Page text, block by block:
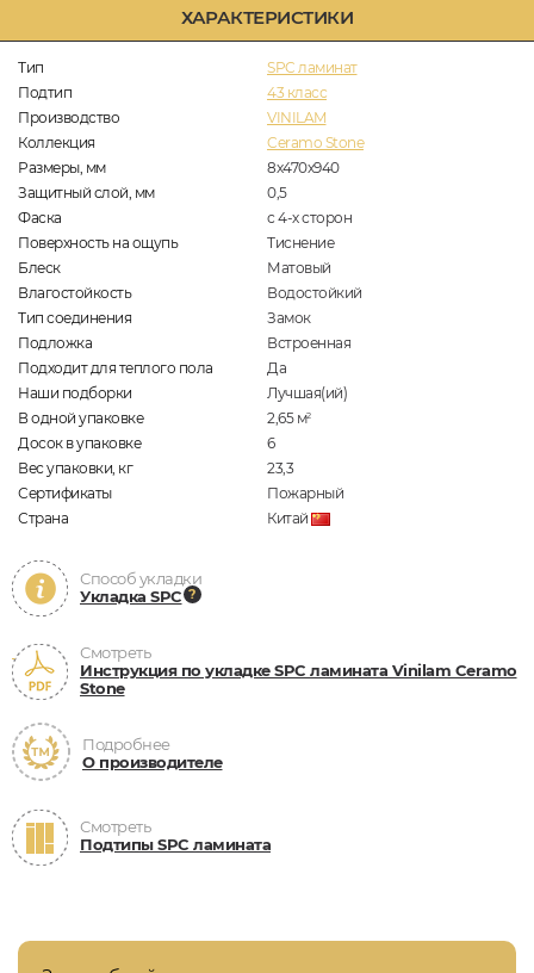
ХАРАКТЕРИСТИКИ
Тип
SPC ламинат
Подтип
43 класс
Производство
VINILAM
Коллекция
Ceramo Stone
Размеры, мм
8х470х940
Защитный слой, мм
0,5
Фаска
с 4-х сторон
Поверхность на ощупь
Тиснение
Блеск
Матовый
Влагостойкость
Водостойкий
Тип соединения
Замок
Подложка
Встроенная
Подходит для теплого пола
Да
Наши подборки
Лучшая(ий)
В одной упаковке
2,65 м2
Досок в упаковке
6
Вес упаковки, кг
23,3
Сертификаты
Пожарный
Страна
Китай
Способ укладки
Укладка SPC
Смотреть
Инструкция по укладке SPC ламината Vinilam Ceramo
Stone
Подробнее
О производителе
Смотреть
Подтипы SPC ламината